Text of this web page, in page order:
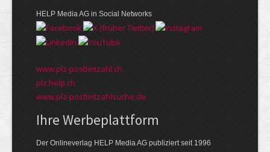
HELP Media AG in Social Networks
www.plz-postleitzahl.ch
plz.help.ch
www.plz-postleitzahlsuche.de
Ihre Werbeplattform
Der Onlineverlag HELP Media AG publiziert seit 1996